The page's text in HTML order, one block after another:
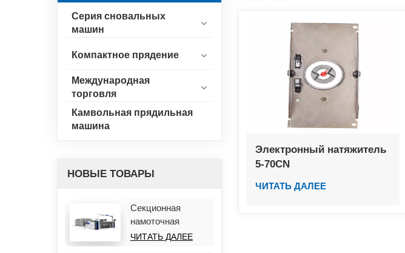
Серия сновальных
машин
Компактное прядение
Международная
торговля
Камвольная прядильная
машина
НОВЫЕ ТОВАРЫ
Секционная
намоточная
машина HF928R
ЧИТАТЬ ДАЛЕЕ
Электронный натяжитель
5-70CN
ЧИТАТЬ ДАЛЕЕ